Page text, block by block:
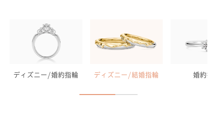
ディズニー/婚約指輪 ディズニー/結婚指輪 婚約指